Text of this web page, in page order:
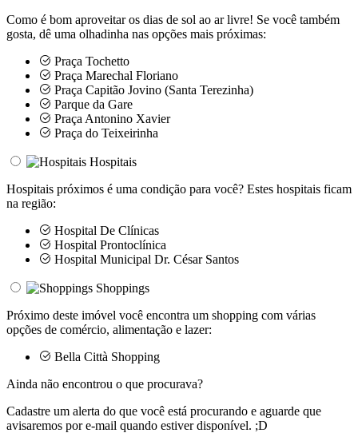
Como é bom aproveitar os dias de sol ao ar livre! Se você também
gosta, dê uma olhadinha nas opções mais próximas:
Praça Tochetto
Praça Marechal Floriano
Praça Capitão Jovino (Santa Terezinha)
Parque da Gare
Praça Antonino Xavier
Praça do Teixeirinha
Hospitais
Hospitais próximos é uma condição para você? Estes hospitais ficam
na região:
Hospital De Clínicas
Hospital Prontoclínica
Hospital Municipal Dr. César Santos
Shoppings
Próximo deste imóvel você encontra um shopping com várias
opções de comércio, alimentação e lazer:
Bella Città Shopping
Ainda não encontrou o que procurava?
Cadastre um alerta do que você está procurando e aguarde que
avisaremos por e-mail quando estiver disponível. ;D